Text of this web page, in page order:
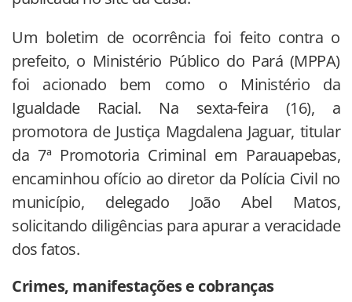
Um boletim de ocorrência foi feito contra o
prefeito, o Ministério Público do Pará (MPPA)
foi acionado bem como o Ministério da
Igualdade Racial. Na sexta-feira (16), a
promotora de Justiça Magdalena Jaguar, titular
da 7ª Promotoria Criminal em Parauapebas,
encaminhou ofício ao diretor da Polícia Civil no
município, delegado João Abel Matos,
solicitando diligências para apurar a veracidade
dos fatos.
Crimes, manifestações e cobranças